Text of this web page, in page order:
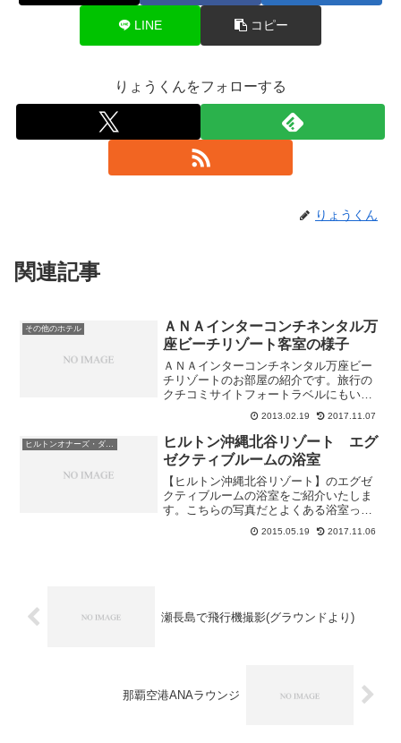
LINE コピー
りょうくんをフォローする
りょうくん
関連記事
その他のホテル
ＡＮＡインターコンチネンタル万
座ビーチリゾート客室の様子
ＡＮＡインターコンチネンタル万座ビー
チリゾートのお部屋の紹介です。旅行の
クチコミサイトフォートラベルにもいろ
いろな人の情報があるので参考にすると
いいですよさて部屋に入ってまず一枚ち
ょっと驚くの入ってすぐ右側に洗面台が
あったこと今までいろいろ...
2013.02.19 2017.11.07
ヒルトンオナーズ・ダイヤモンド会員
ヒルトン沖縄北谷リゾート エグ
ゼクティブルームの浴室
【ヒルトン沖縄北谷リゾート】のエグゼ
クティブルームの浴室をご紹介いたしま
す。こちらの写真だとよくある浴室って
感じですが・・・・・上からのレインシ
ャワーも付いています。そして窓もあっ
2015.05.19 2017.11.06
瀬長島で飛行機撮影(グラウンドより)
那覇空港ANAラウンジ